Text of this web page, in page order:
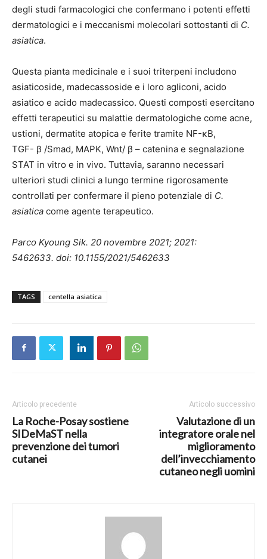
degli studi farmacologici che confermano i potenti effetti
dermatologici e i meccanismi molecolari sottostanti di C.
asiatica.
Questa pianta medicinale e i suoi triterpeni includono
asiaticoside, madecassoside e i loro agliconi, acido
asiatico e acido madecassico. Questi composti esercitano
effetti terapeutici su malattie dermatologiche come acne,
ustioni, dermatite atopica e ferite tramite NF-κB,
TGF- β /Smad, MAPK, Wnt/ β – catenina e segnalazione
STAT in vitro e in vivo. Tuttavia, saranno necessari
ulteriori studi clinici a lungo termine rigorosamente
controllati per confermare il pieno potenziale di C.
asiatica come agente terapeutico.
Parco Kyoung Sik. 20 novembre 2021; 2021:
5462633. doi: 10.1155/2021/5462633
TAGS centella asiatica
Articolo precedente
La Roche-Posay sostiene
SIDeMaST nella
prevenzione dei tumori
cutanei
Articolo successivo
Valutazione di un
integratore orale nel
miglioramento
dell’invecchiamento
cutaneo negli uomini